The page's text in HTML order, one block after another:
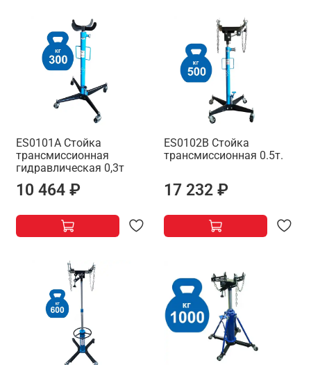
ES0101A Стойка
трансмиссионная
гидравлическая 0,3т
10 464 ₽
ES0102B Стойка
трансмиссионная 0.5т.
17 232 ₽